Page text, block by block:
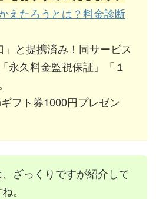
えたろうとは？料金診断
と提携済み！同サービス
永久料金監視保証」「１
フト券1000円プレゼン
ざっくりですが紹介して
。